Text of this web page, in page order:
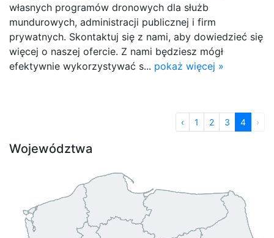
własnych programów dronowych dla służb
mundurowych, administracji publicznej i firm
prywatnych. Skontaktuj się z nami, aby dowiedzieć się
więcej o naszej ofercie. Z nami będziesz mógł
efektywnie wykorzystywać s... pokaż więcej »
‹ 1 2 3 4 ›
Województwa